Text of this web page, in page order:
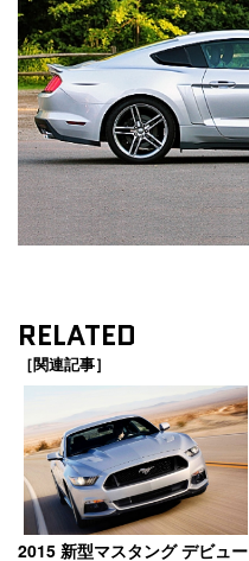
RELATED
［関連記事］
2015 新型マスタング デビュー